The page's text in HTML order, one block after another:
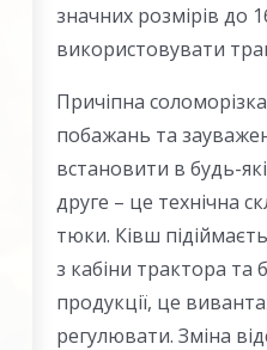
значних розмірів до
використовувати
Причіпна
побажань та
встановити в будь-
друге – це технічна
тюки. Ківш
з кабіни трактора та
продукції, це
регулювати. Зміна